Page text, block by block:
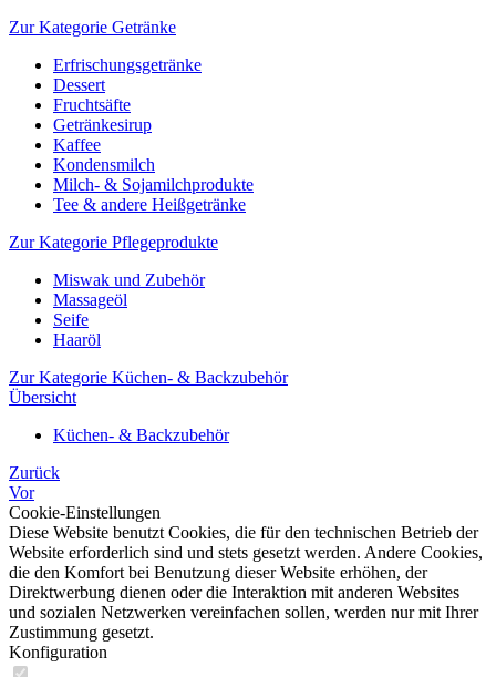
Zur Kategorie Getränke
Erfrischungsgetränke
Dessert
Fruchtsäfte
Getränkesirup
Kaffee
Kondensmilch
Milch- & Sojamilchprodukte
Tee & andere Heißgetränke
Zur Kategorie Pflegeprodukte
Miswak und Zubehör
Massageöl
Seife
Haaröl
Zur Kategorie Küchen- & Backzubehör
Übersicht
Küchen- & Backzubehör
Zurück
Vor
Cookie-Einstellungen
Diese Website benutzt Cookies, die für den technischen Betrieb der
Website erforderlich sind und stets gesetzt werden. Andere Cookies,
die den Komfort bei Benutzung dieser Website erhöhen, der
Direktwerbung dienen oder die Interaktion mit anderen Websites
und sozialen Netzwerken vereinfachen sollen, werden nur mit Ihrer
Zustimmung gesetzt.
Konfiguration